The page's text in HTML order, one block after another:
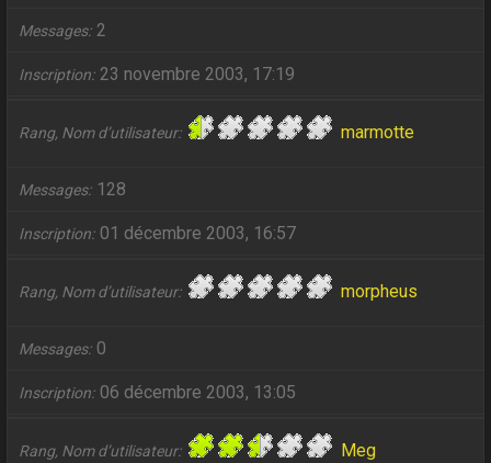
Messages 2
Inscription 23 novembre 2003, 17:19
Rang, Nom d’utilisateur marmotte
Messages 128
Inscription 01 décembre 2003, 16:57
Rang, Nom d’utilisateur morpheus
Messages 0
Inscription 06 décembre 2003, 13:05
Rang, Nom d’utilisateur Meg